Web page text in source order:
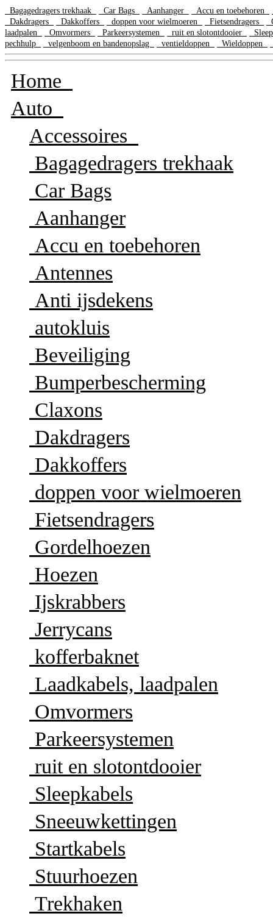
Bagagedragers trekhaak Car Bags Aanhanger Accu en toebehoren
Dakdragers
Dakkoffers doppen voor wielmoeren Fietsendragers
laadpalen
Omvormers Parkeersystemen ruit en slotontdooier
pechhulp
velgenboom en bandenopslag ventieldoppen Wieldoppen
Home
Auto
Accessoires
Bagagedragers trekhaak
Car Bags
Aanhanger
Accu en toebehoren
Antennes
Anti ijsdekens
autokluis
Beveiliging
Bumperbescherming
Claxons
Dakdragers
Dakkoffers
doppen voor wielmoeren
Fietsendragers
Gordelhoezen
Hoezen
Ijskrabbers
Jerrycans
kofferbaknet
Laadkabels, laadpalen
Omvormers
Parkeersystemen
ruit en slotontdooier
Sleepkabels
Sneeuwkettingen
Startkabels
Stuurhoezen
Trekhaken